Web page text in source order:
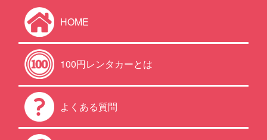
HOME
100円レンタカーとは
よくある質問